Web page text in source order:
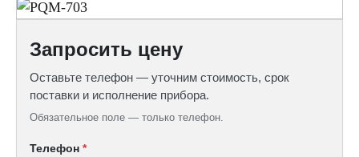
Запросить цену
Оставьте телефон — уточним стоимость, срок
поставки и исполнение прибора.
Обязательное поле — только телефон.
Телефон *